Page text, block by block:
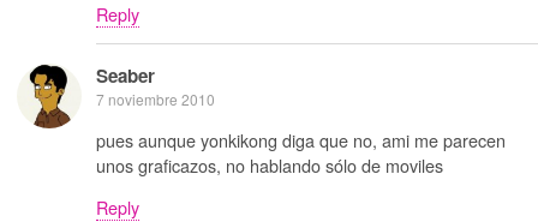
Reply
Seaber
7 noviembre 2010
pues aunque yonkikong diga que no, ami me parecen
unos graficazos, no hablando sólo de moviles
Reply